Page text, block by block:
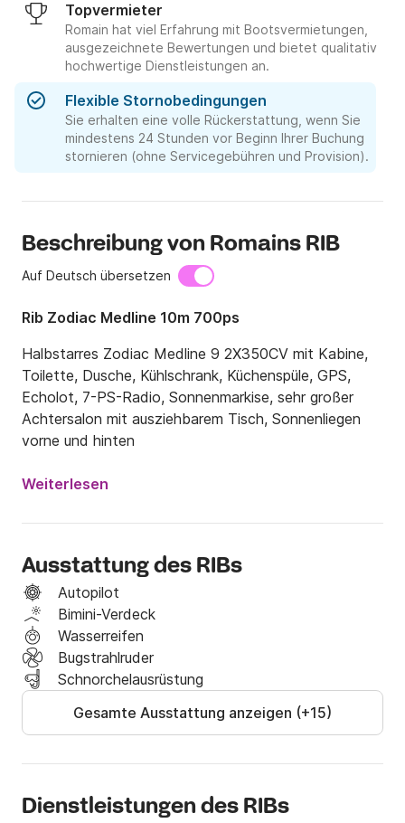
Topvermieter
Romain hat viel Erfahrung mit Bootsvermietungen,
ausgezeichnete Bewertungen und bietet qualitativ
hochwertige Dienstleistungen an.
Flexible Stornobedingungen
Sie erhalten eine volle Rückerstattung, wenn Sie
mindestens 24 Stunden vor Beginn Ihrer Buchung
stornieren (ohne Servicegebühren und Provision).
Beschreibung von Romains RIB
Auf Deutsch übersetzen
Rib Zodiac Medline 10m 700ps
Halbstarres Zodiac Medline 9 2X350CV mit Kabine,
Toilette, Dusche, Kühlschrank, Küchenspüle, GPS,
Echolot, 7-PS-Radio, Sonnenmarkise, sehr großer
Achtersalon mit ausziehbarem Tisch, Sonnenliegen
vorne und hinten
Weiterlesen
Ausstattung des RIBs
Autopilot
Bimini-Verdeck
Wasserreifen
Bugstrahlruder
Schnorchelausrüstung
Gesamte Ausstattung anzeigen (+15)
Dienstleistungen des RIBs